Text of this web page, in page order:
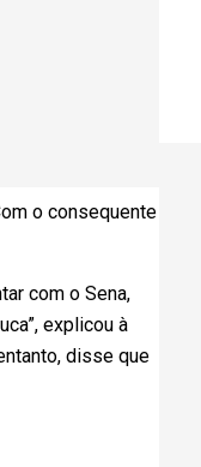
o consequente
com o Sena,
explicou à
disse que